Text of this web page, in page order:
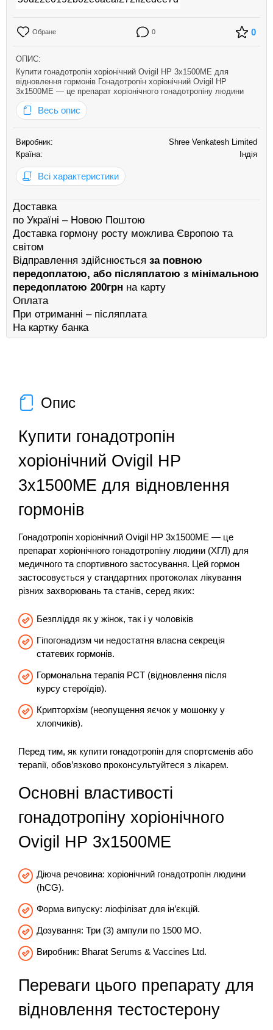
Обране 0 0
ОПИС:
Купити гонадотропін хоріонічний Ovigil HP 3х1500МЕ для
відновлення гормонів Гонадотропін хоріонічний Ovigil HP
3х1500МЕ — це препарат хоріонічного гонадотропіну людини
(ХГЛ) для медичного та спортивного застосування. Цей гормон
застосовується у стандартних протоколах лікування різних
захворюв…
Весь опис
Виробник:
Shree Venkatesh Limited
Країна:
Індія
Всі характеристики
Доставка
по Україні – Новою Поштою
Доставка гормону росту можлива Європою та
світом
Відправлення здійснюється за повною
передоплатою, або післяплатою з мінімальною
передоплатою 200грн на карту
Оплата
При отриманні – післяплата
На картку банка
Опис
Купити гонадотропін
хоріонічний Ovigil HP
3х1500МЕ для відновлення
гормонів
Гонадотропін хоріонічний Ovigil HP 3х1500МЕ — це
препарат хоріонічного гонадотропіну людини (ХГЛ) для
медичного та спортивного застосування. Цей гормон
застосовується у стандартних протоколах лікування
різних захворювань та станів, серед яких:
Безпліддя як у жінок, так і у чоловіків
Гіпогонадизм чи недостатня власна секреція
статевих гормонів.
Гормональна терапія PCT (відновлення після
курсу стероїдів).
Крипторхізм (неопущення яєчок у мошонку у
хлопчиків).
Перед тим, як купити гонадотропін для спортсменів або
терапії, обов’язково проконсультуйтеся з лікарем.
Основні властивості
гонадотропіну хоріонічного
Ovigil HP 3х1500МЕ
Діюча речовина: хоріонічний гонадотропін людини
(hCG).
Форма випуску: ліофілізат для ін’єкцій.
Дозування: Три (3) ампули по 1500 МО.
Виробник: Bharat Serums & Vaccines Ltd.
Переваги цього препарату для
відновлення тестостерону